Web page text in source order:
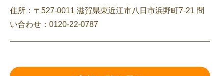
住所：〒527-0011 滋賀県東近江市八日市浜野町7-21 問
い合わせ：0120-22-0787